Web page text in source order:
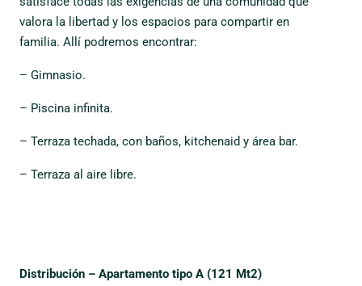
valora la libertad y los espacios para compartir en
familia. Allí podremos encontrar:
– Gimnasio.
– Piscina infinita.
– Terraza techada, con baños, kitchenaid y área bar.
– Terraza al aire libre.
Distribución – Apartamento tipo A (121 Mt2)